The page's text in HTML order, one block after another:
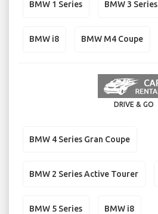
BMW 1 Series BMW 3 Series
BMW i8 BMW M4 Coupe
DRIVE & GO
BMW 4 Series Gran Coupe
BMW 2 Series Active Tourer
BMW 5 Series BMW i8